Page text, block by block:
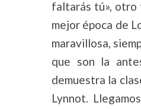
faltarás tú», otro
mejor época de
maravillosa,
que son la
demuestra la
Lynnot.